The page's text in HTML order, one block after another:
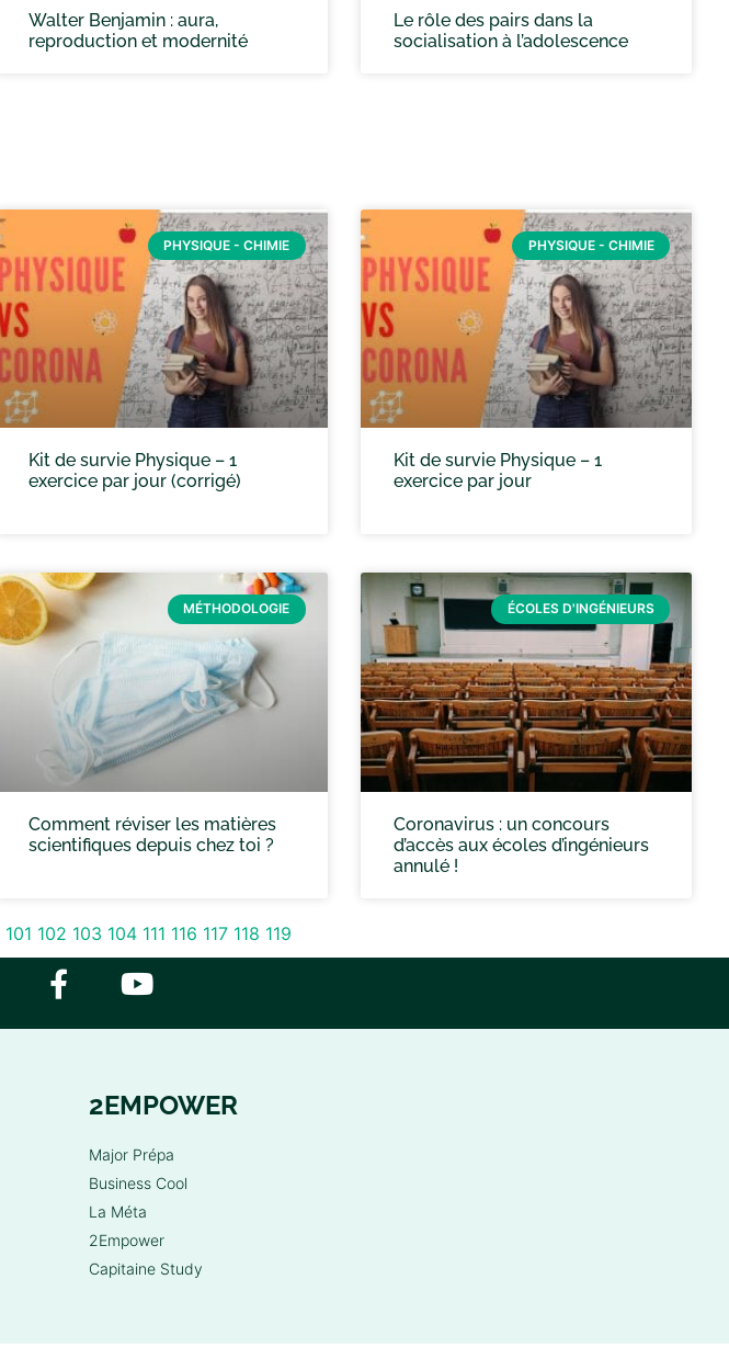
Walter Benjamin : aura,
reproduction et modernité
Le rôle des pairs dans la
socialisation à l’adolescence
PHYSIQUE - CHIMIE
Kit de survie Physique – 1
exercice par jour (corrigé)
PHYSIQUE - CHIMIE
Kit de survie Physique – 1
exercice par jour
MÉTHODOLOGIE
Comment réviser les matières
scientifiques depuis chez toi ?
ÉCOLES D'INGÉNIEURS
Coronavirus : un concours
d’accès aux écoles d’ingénieurs
annulé !
101 102 103 104 111 116 117 118 119
2EMPOWER
Major Prépa
Business Cool
La Méta
2Empower
Capitaine Study